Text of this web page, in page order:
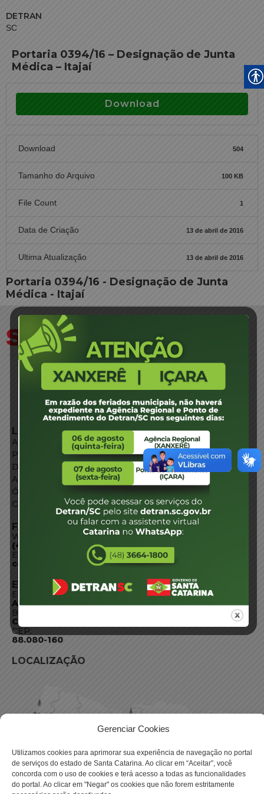
Gerenciar Cookies
Utilizamos cookies para aprimorar sua experiência de navegação no portal
de serviços do estado de Santa Catarina. Ao clicar em “Aceitar”, você
concorda com o uso de cookies e terá acesso a todas as funcionalidades
do portal. Ao clicar em "Negar" os cookies que não forem estritamente
DETRAN
SC
Portaria 0394/16 – Designação de Junta
Médica – Itajaí
Download
Download 504
Tamanho do Arquivo 100 KB
File Count 1
Data de Criação 13 de abril de 2016
Ultima Atualização 13 de abril de 2016
Portaria 0394/16 - Designação de Junta
Médica - Itajaí
LINKS EXTERNOS
Agência de Notícias
Portal de Serviços
Diário Oficial
Acesso à Informação
Órgãos do Governo
Conheça SC
FALE CONOSCO
WhatsApp:
(48) 3664-1800
E-mail:
centraldeinformacoes@detran.sc.gov.br
ENDEREÇO
Endereço:
Av. Almirante Tamandaré - 480
Bairro:
Coqueiros, Florianópolis SC
CEP:
88.080-160
LOCALIZAÇÃO